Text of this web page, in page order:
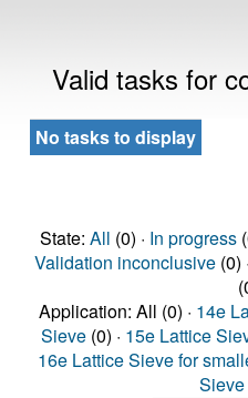
Valid tasks for
No tasks to display
State: All (0) · In progress
Validation inconclusive(0)
Application: All (0) · 14e
Sieve (0) · 15e Lattice
16e Lattice Sieve for